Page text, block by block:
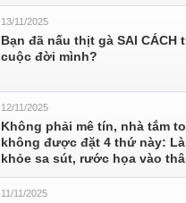
13/11/2025
Bạn đã nấu thịt gà SAI CÁCH
cuộc đời mình?
12/11/2025
Không phải mê tín, nhà tắm
không được đặt 4 thứ này:
khỏe sa sút, rước họa vào
11/11/2025